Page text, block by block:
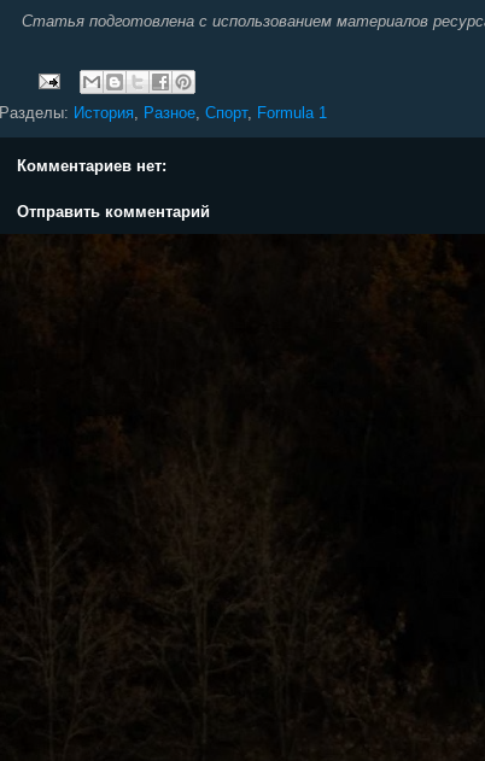
Статья подготовлена с использованием материалов
Разделы: История, Разное, Спорт, Formula 1
Комментариев нет:
Отправить комментарий